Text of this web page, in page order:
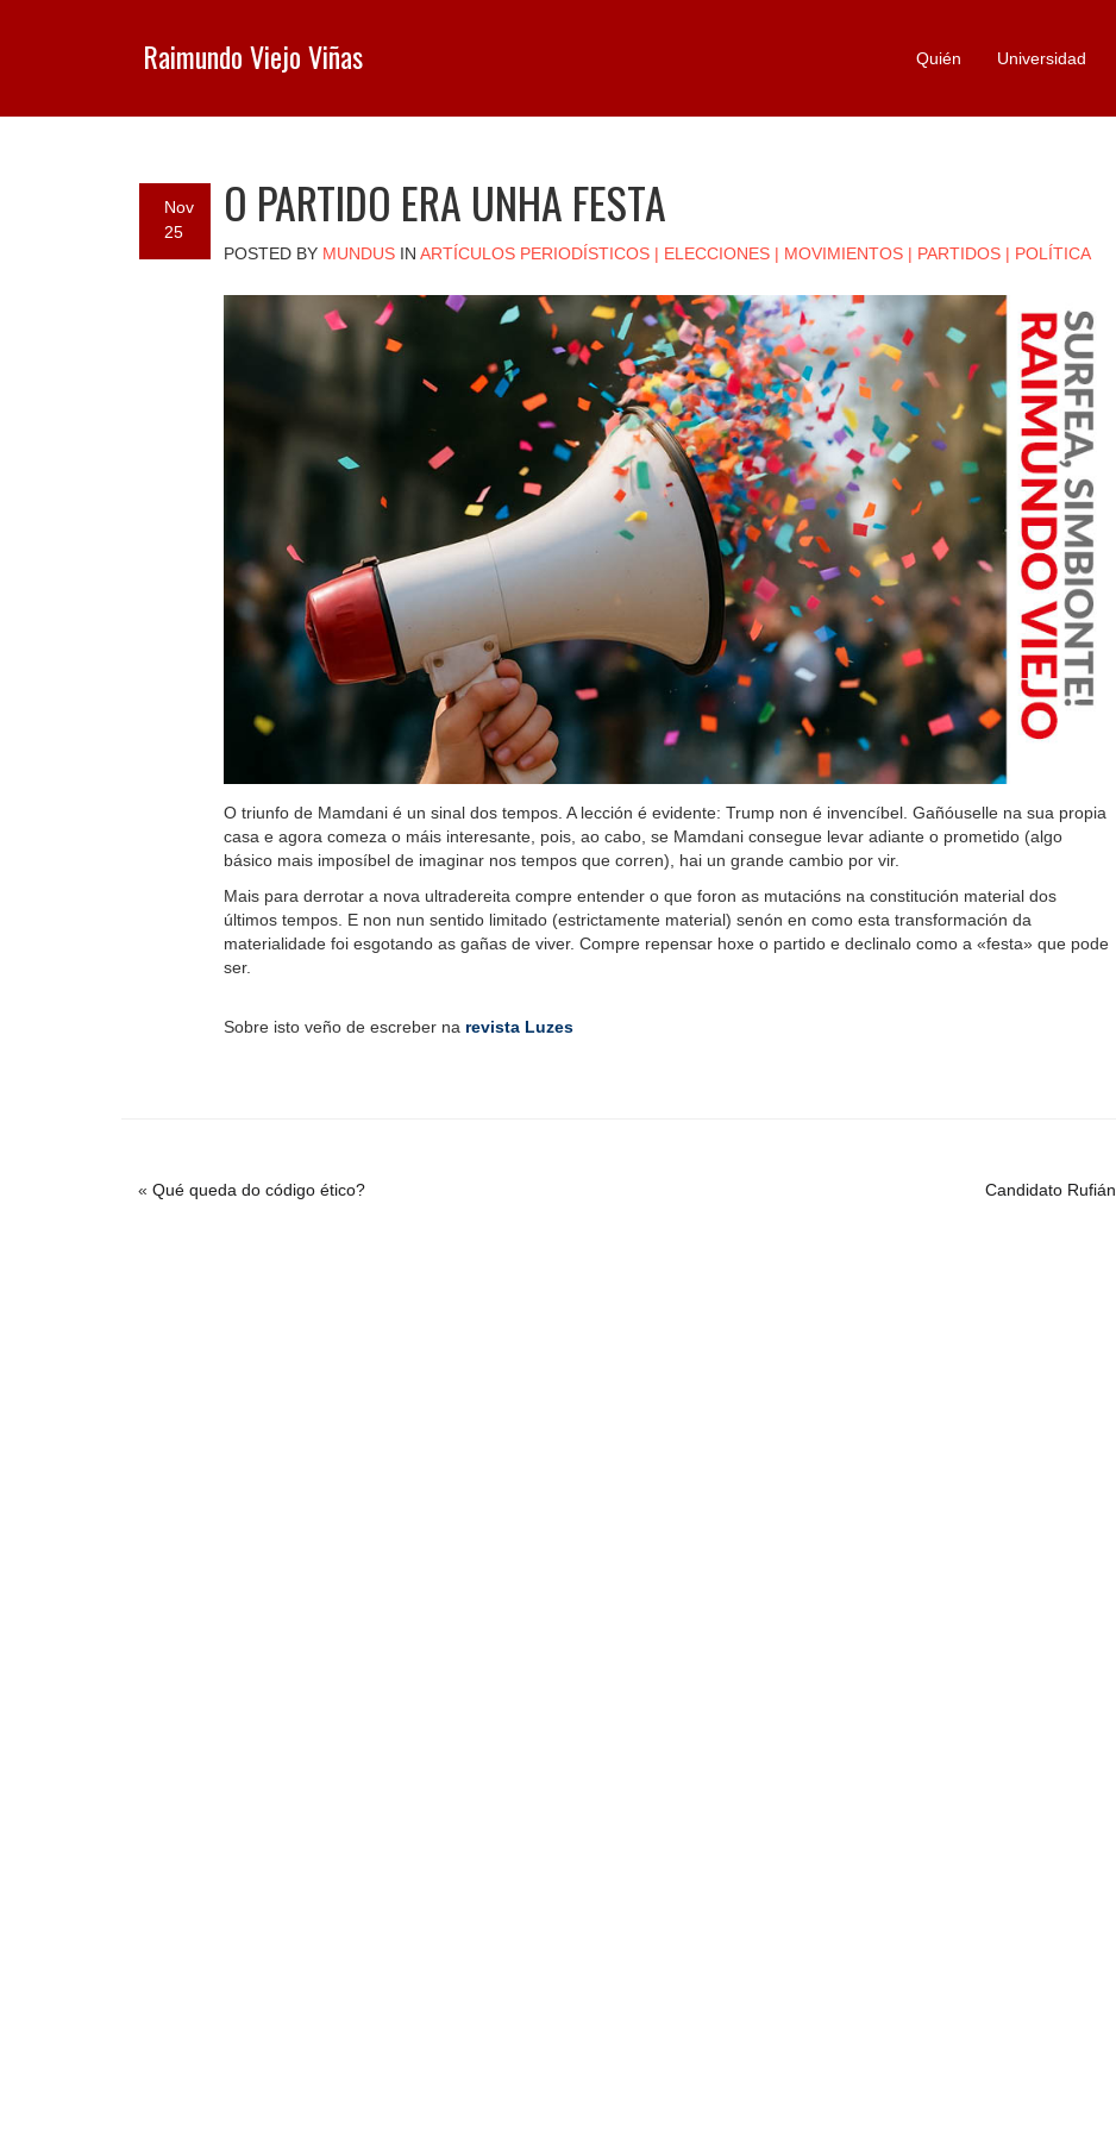
Raimundo Viejo Viñas Quién Universidad
Nov
25
O PARTIDO ERA UNHA FESTA
POSTED BY MUNDUSIN ARTÍCULOS PERIODÍSTICOS| ELECCIONES| MOVIMIENTOS| PARTIDOS| POLÍTICA
O triunfo de Mamdani é un sinal dos tempos. A lección é evidente: Trump non é invencíbel. Gañóuselle na sua propia
casa e agora comeza o máis interesante, pois, ao cabo, se Mamdani consegue levar adiante o prometido (algo
básico mais imposíbel de imaginar nos tempos que corren), hai un grande cambio por vir.
Mais para derrotar a nova ultradereita compre entender o que foron as mutacións na constitución material dos
últimos tempos. E non nun sentido limitado (estrictamente material) senón en como esta transformación da
materialidade foi esgotando as gañas de viver. Compre repensar hoxe o partido e declinalo como a «festa» que pode
ser.
Sobre isto veño de escreber na revista Luzes
« Qué queda do código ético? Candidato Rufián